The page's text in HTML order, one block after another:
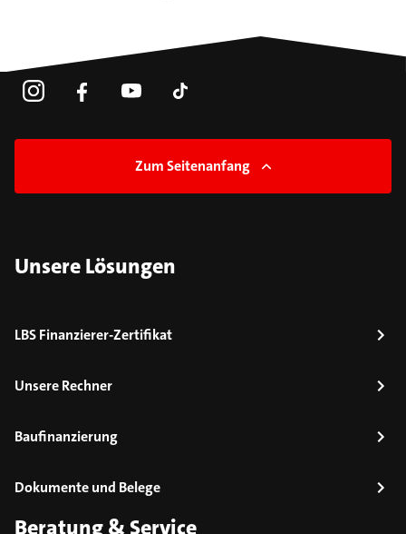
Zum Seitenanfang
Unsere Lösungen
LBS Finanzierer-Zertifikat
Unsere Rechner
Baufinanzierung
Dokumente und Belege
Beratung & Service